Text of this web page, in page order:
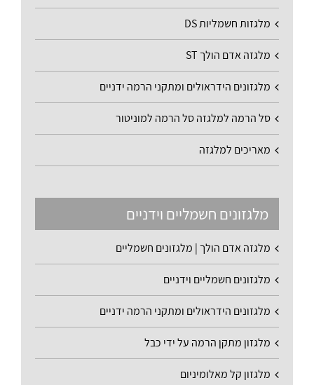
מלגזות חשמליות DS
מלגזה אדם הולך ST
מלגזונים הידראולים ומתקני הרמה ידניים
סל הרמה למלגזה סל הרמה למוניטור
מאריכים למלגזה
מלגזונים חשמליים וידניים
מלגזה אדם הולך | מלגזונים חשמליים
מלגזונים חשמליים וידניים
מלגזונים הידראולים ומתקני הרמה ידניים
מלגזון מתקן הרמה על ידי כבל
מלגזון קל מאלומיניום